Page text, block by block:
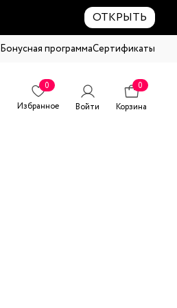
ОТКРЫТЬ
Бонусная программаСертификаты
0
Избранное
Войти
0
Корзина